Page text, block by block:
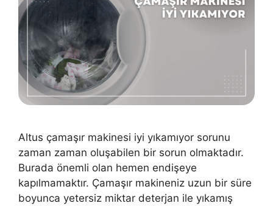
Altus çamaşır makinesi iyi yıkamıyor sorunu
zaman zaman oluşabilen bir sorun olmaktadır.
Burada önemli olan hemen endişeye
kapılmamaktır. Çamaşır makineniz uzun bir süre
boyunca yetersiz miktar deterjan ile yıkamış